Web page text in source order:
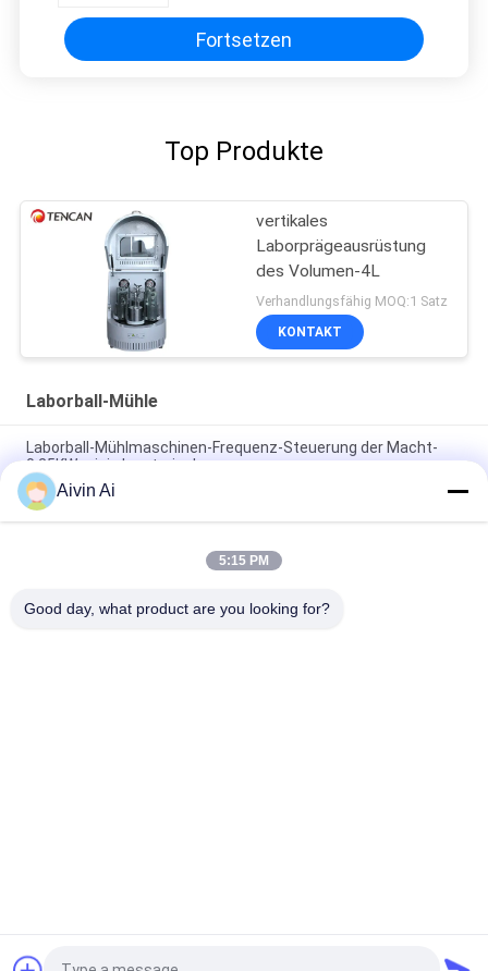
Fortsetzen
Top Produkte
vertikales
Laborprägeausrüstung
des Volumen-4L
Verhandlungsfähig MOQ:1 Satz
KONTAKT
Laborball-Mühle
Laborball-Mühlmaschinen-Frequenz-Steuerung der Macht-
0.25KW mini planetarische
Nano-Pulver-Laborschleifer-Maschine, Laborstufe-Ball-
Mühllange Nutzungsdauer
Vertikale und bewegliche Laborschleifmühle CER-ISO,
Aivin Ai
5:15 PM
Good day, what product are you looking for?